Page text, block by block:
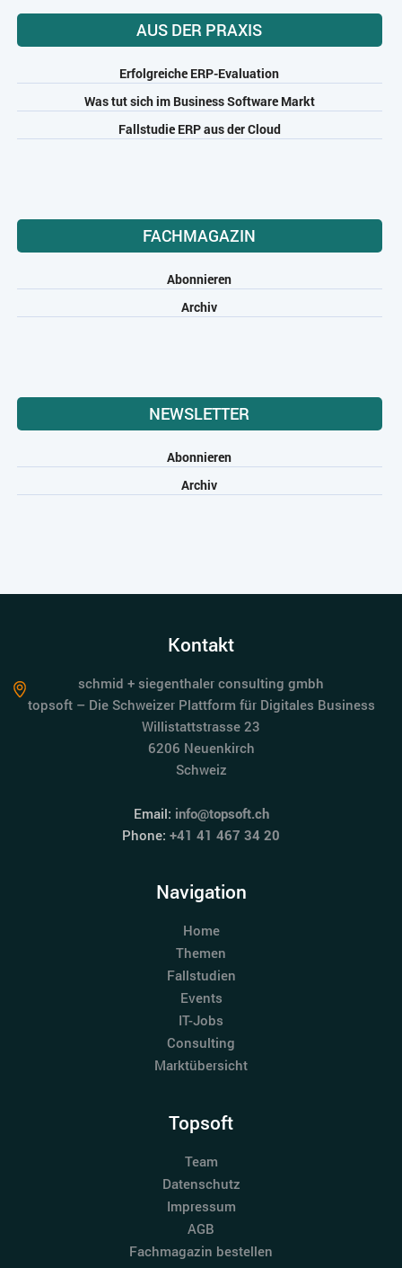
AUS DER PRAXIS
Erfolgreiche ERP-Evaluation
Was tut sich im Business Software Markt
Fallstudie ERP aus der Cloud
FACHMAGAZIN
Abonnieren
Archiv
NEWSLETTER
Abonnieren
Archiv
Kontakt
schmid + siegenthaler consulting gmbh
topsoft – Die Schweizer Plattform für Digitales Business
Willistattstrasse 23
6206 Neuenkirch
Schweiz
Email: info@topsoft.ch
Phone: +41 41 467 34 20
Navigation
Home
Themen
Fallstudien
Events
IT-Jobs
Consulting
Marktübersicht
Topsoft
Team
Datenschutz
Impressum
AGB
Fachmagazin bestellen